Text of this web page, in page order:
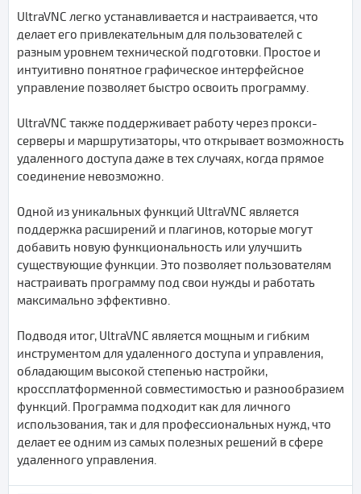
UltraVNC легко устанавливается и настраивается, что
делает его привлекательным для пользователей с
разным уровнем технической подготовки. Простое и
интуитивно понятное графическое интерфейсное
управление позволяет быстро освоить программу.
UltraVNC также поддерживает работу через прокси-
серверы и маршрутизаторы, что открывает возможность
удаленного доступа даже в тех случаях, когда прямое
соединение невозможно.
Одной из уникальных функций UltraVNC является
поддержка расширений и плагинов, которые могут
добавить новую функциональность или улучшить
существующие функции. Это позволяет пользователям
настраивать программу под свои нужды и работать
максимально эффективно.
Подводя итог, UltraVNC является мощным и гибким
инструментом для удаленного доступа и управления,
обладающим высокой степенью настройки,
кроссплатформенной совместимостью и разнообразием
функций. Программа подходит как для личного
использования, так и для профессиональных нужд, что
делает ее одним из самых полезных решений в сфере
удаленного управления.